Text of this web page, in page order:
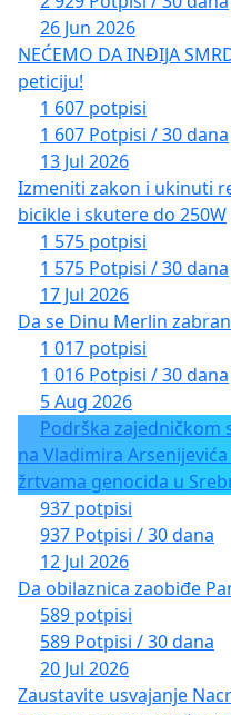
26 Jun 2026
NEĆEMO DA INĐIJA
peticiju!
1 607 potpisi
1 607 Potpisi / 30 dana
13 Jul 2026
Izmeniti zakon i ukinuti
bicikle i skutere do 250W
1 575 potpisi
1 575 Potpisi / 30 dana
17 Jul 2026
Da se Dinu Merlin
1 017 potpisi
1 016 Potpisi / 30 dana
5 Aug 2026
Podrška zajedničkom
na Vladimira
žrtvama genocida u
937 potpisi
937 Potpisi / 30 dana
12 Jul 2026
Da obilaznica zaobiđe
589 potpisi
589 Potpisi / 30 dana
20 Jul 2026
Zaustavite usvajanje